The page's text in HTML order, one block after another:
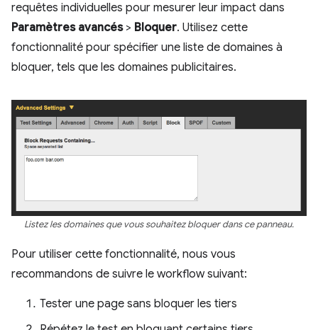
requêtes individuelles pour mesurer leur impact dans
Paramètres avancés> Bloquer. Utilisez cette
fonctionnalité pour spécifier une liste de domaines à
bloquer, tels que les domaines publicitaires.
Listez les domaines que vous souhaitez bloquer dans ce panneau.
Pour utiliser cette fonctionnalité, nous vous
recommandons de suivre le workflow suivant:
Tester une page sans bloquer les tiers